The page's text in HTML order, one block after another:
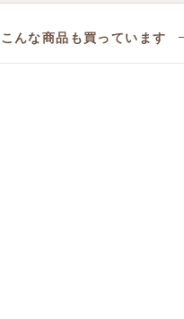
こんな商品も買っています